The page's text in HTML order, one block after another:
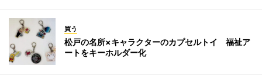
買う
松戸の名所×キャラクターのカプセルトイ 福祉ア
ートをキーホルダー化